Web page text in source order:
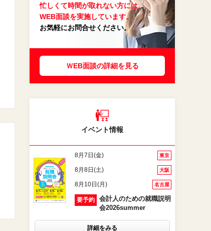
忙しくて時間が取れない方には、
WEB面談を実施しています。
お気軽にお問合せください。
ＷEB面談の詳細を見る
イベント情報
8月7日(金) 東京
8月8日(土) 大阪
8月10日(月) 名古屋
要予約
会計人のための就職説明
会2026summer
詳細をみる